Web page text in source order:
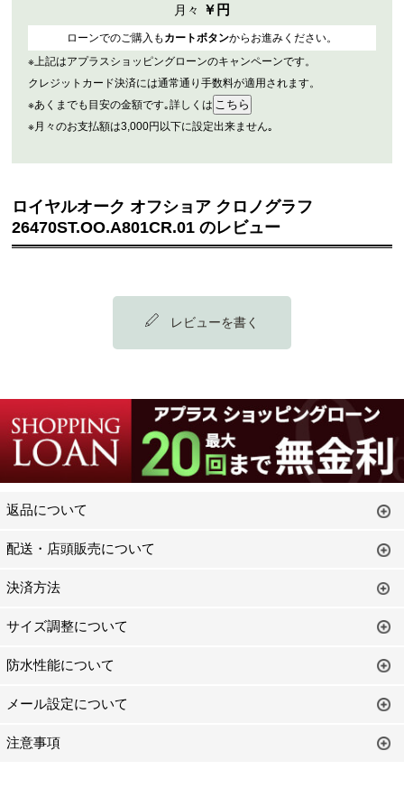
月々 ￥ 円
ローンでのご購入も カートボタンからお進みください。
※上記はアプラスショッピングローンのキャンペーンです。
クレジットカード決済には通常通り手数料が適用されます。
※あくまでも目安の金額です｡詳しくは
※月々のお支払額は3,000円以下に設定出来ません｡
ロイヤルオーク オフショア クロノグラフ
26470ST.OO.A801CR.01 のレビュー
レビューを書く
返品について
配送・店頭販売について
決済方法
サイズ調整について
防水性能について
メール設定について
注意事項